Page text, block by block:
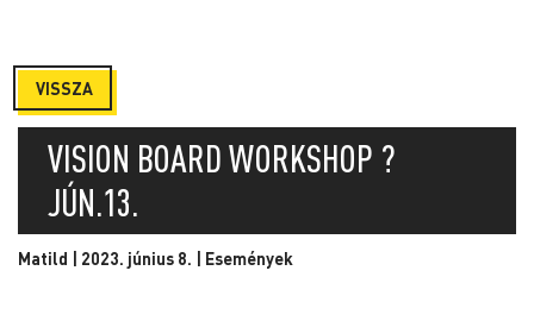
VISSZA
VISION BOARD WORKSHOP ?
JÚN.13.
Matild | 2023. június 8. | Események